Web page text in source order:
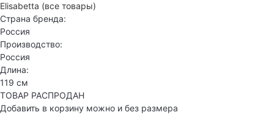
Elisabetta (все товары)
Страна бренда:
Россия
Производство:
Россия
Длина:
119 см
ТОВАР РАСПРОДАН
Добавить в корзину можно и без размера